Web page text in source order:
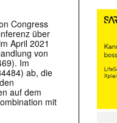
Congress
über
April 2021
von
Im
ab, die
auf dem
mit